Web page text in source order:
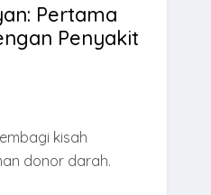
Pertama
Penyakit
kisah
donor darah.